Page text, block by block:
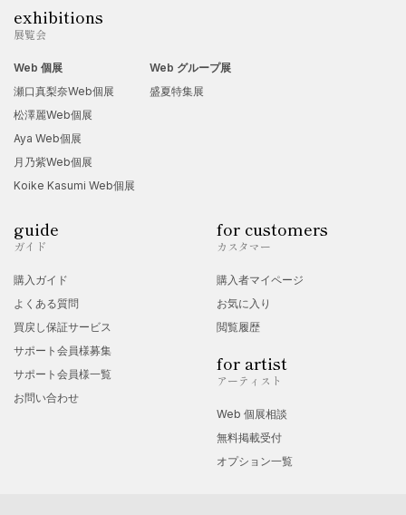
exhibitions
展覧会
Web 個展
瀬口真梨奈Web個展
松澤麗Web個展
Aya Web個展
月乃紫Web個展
Koike Kasumi Web個展
Web グループ展
盛夏特集展
guide
ガイド
購入ガイド
よくある質問
買戻し保証サービス
サポート会員様募集
サポート会員様一覧
お問い合わせ
for customers
カスタマー
購入者マイページ
お気に入り
閲覧履歴
for artist
アーティスト
Web 個展相談
無料掲載受付
オプション一覧